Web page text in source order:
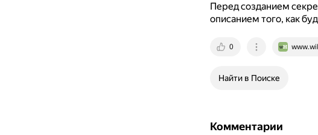
Перед созданием
описанием того, как
0
Найти в Поиске
Комментарии